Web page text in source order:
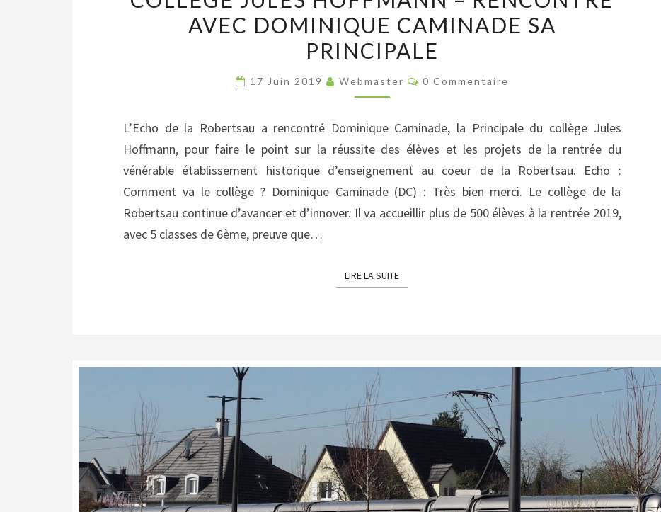
HOFFMANN
–
AVEC
CAMINADE
SA
PRINCIPALE
AVEC DOMINIQUE CAMINADE SA
PRINCIPALE
17 Juin 2019 Webmaster Commentaires
0 Commentaire
L’Echo de la Robertsau a rencontré Dominique Caminade, la Principale du collège Jules
Hoffmann, pour faire le point sur la réussite des élèves et les projets de la rentrée du
vénérable établissement historique d’enseignement au coeur de la Robertsau. Echo :
Comment va le collège ? Dominique Caminade (DC) : Très bien merci. Le collège de la
Robertsau continue d’avancer et d’innover. Il va accueillir plus de 500 élèves à la rentrée 2019,
avec 5 classes de 6ème, preuve que…
LIRE LA SUITELIRE LA SUITE